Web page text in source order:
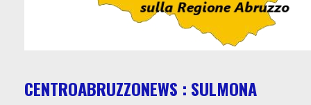
CENTROABRUZZONEWS : SULMONA